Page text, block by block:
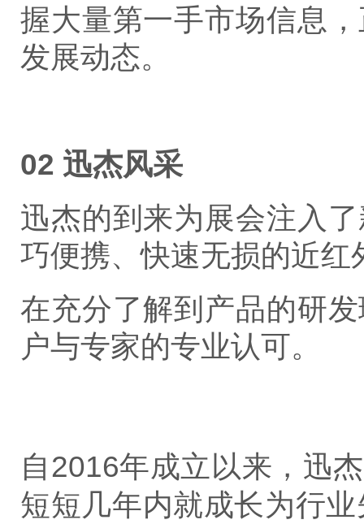
握大量第一手市场信息
发展动态。
02 迅杰风采
迅杰的到来为展会注入
巧便携、快速无损的近
在充分了解到产品的研
户与专家的专业认可。
自2016年成立以来，迅
短短几年内就成长为行